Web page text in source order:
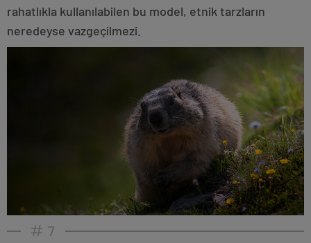
rahatlıkla kullanılabilen bu model, etnik tarzların
neredeyse vazgeçilmezi.
7